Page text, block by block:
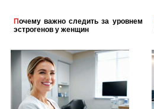
Почему важно следить за уровнем
эстрогенов у женщин